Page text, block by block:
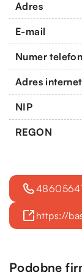
Adres
E-mail
Numer
Adres
NIP
REGON
https://
Podobne